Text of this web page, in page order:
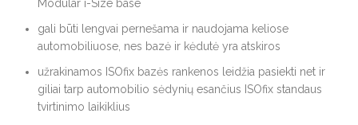
Modular i-Size base
gali būti lengvai pernešama ir naudojama keliose
automobiliuose, nes bazė ir kėdutė yra atskiros
užrakinamos ISOfix bazės rankenos leidžia pasiekti net ir
giliai tarp automobilio sėdynių esančius ISOfix standaus
tvirtinimo laikiklius